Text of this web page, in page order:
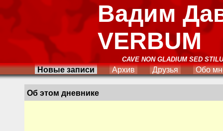
Вадим
VERBUM
CAVE NON GLADIUM SED
Новые записи Архив Друзья Обо
Об этом дневнике